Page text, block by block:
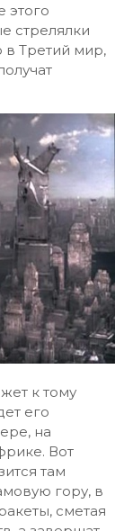
этого
стрелялки
в Третий мир,
к тому
его
на
Вот
там
гору, в
сметая